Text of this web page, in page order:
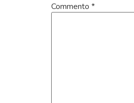
Commento *